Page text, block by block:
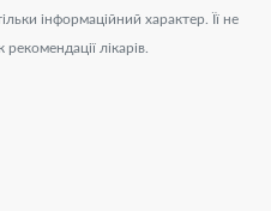
інформаційний характер. Її не
лікарів.